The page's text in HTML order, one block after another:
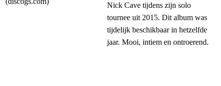
Nick Cave tijdens zijn solo
tournee uit 2015. Dit album was
tijdelijk beschikbaar in hetzelfde
jaar. Mooi, intiem en ontroerend.